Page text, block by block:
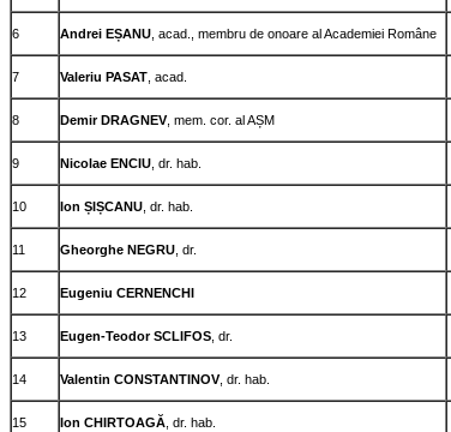
6 Andrei EȘANU , acad., membru de onoare al Academiei Române
7 Valeriu PASAT , acad.
8 Demir DRAGNEV, mem. cor. al AȘM
9 Nicolae ENCIU , dr. hab.
10 Ion ȘIȘCANU , dr. hab.
11 Gheorghe NEGRU , dr.
12 Eugeniu CERNENCHI
13 Eugen-Teodor SCLIFOS , dr.
14 Valentin CONSTANTINOV, dr. hab.
15 Ion CHIRTOAGĂ , dr. hab.